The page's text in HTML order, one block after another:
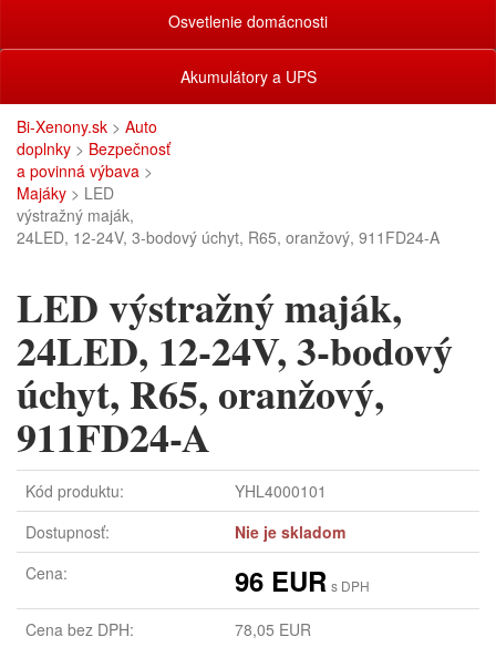
Osvetlenie domácnosti
Akumulátory a UPS
Bi-Xenony.sk > Auto
doplnky > Bezpečnosť
a povinná výbava >
Majáky > LED
výstražný maják,
24LED, 12-24V, 3-bodový úchyt, R65, oranžový, 911FD24-A
LED výstražný maják,
24LED, 12-24V, 3-bodový
úchyt, R65, oranžový,
911FD24-A
Kód produktu:
YHL4000101
Dostupnosť:
Nie je skladom
Cena:
96 EUR s DPH
Cena bez DPH: 78,05 EUR